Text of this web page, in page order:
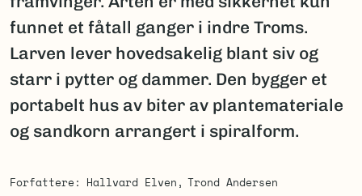
funnet et fåtall ganger i indre Troms.
Larven lever hovedsakelig blant siv og
starr i pytter og dammer. Den bygger et
portabelt hus av biter av plantemateriale
og sandkorn arrangert i spiralform.
Forfattere Hallvard Elven
Trond Andersen